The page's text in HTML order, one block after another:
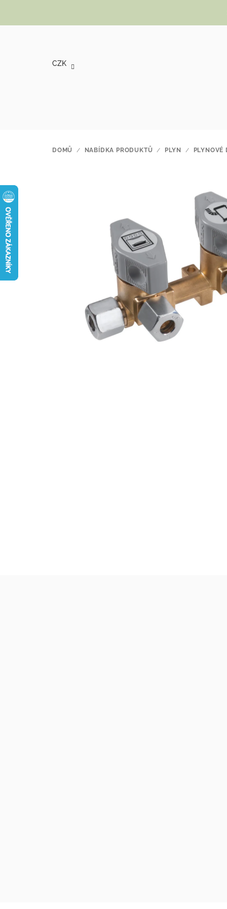
CZK
DOMŮ / NABÍDKA PRODUKTŮ / PLYN / PLYNOVÉ